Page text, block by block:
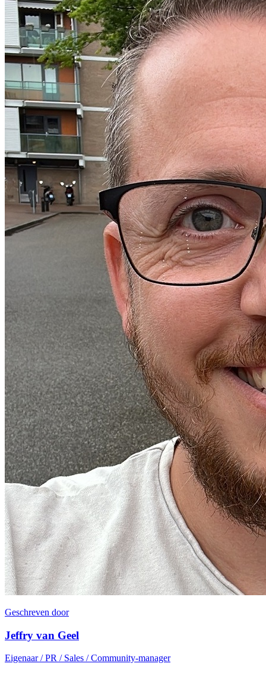
Geschreven door
Jeffry van Geel
Eigenaar / PR / Sales / Community-manager